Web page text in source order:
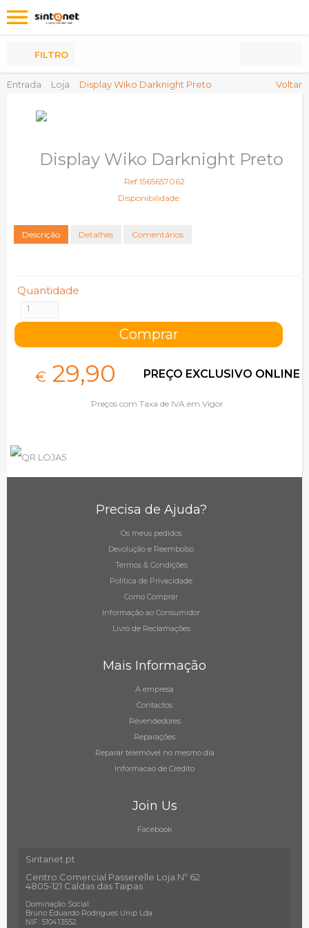
Entrada Loja Display Wiko Darknight Preto Voltar
FILTRO
Display Wiko Darknight Preto
Ref:1565657062
Disponibilidade:
Descrição Detalhes Comentários
Quantidade
€ 29,90 PREÇO EXCLUSIVO ONLINE
Preços com Taxa de IVA em Vigor
Precisa de Ajuda?
Os meus pedidos
Devolução e Reembolso
Termos & Condições
Política de Privacidade
Como Comprar
Informação ao Consumidor
Livro de Reclamações
Mais Informação
A empresa
Contactos
Revendedores
Reparações
Reparar telemóvel no mesmo dia
Informacao de Crédito
Join Us
Facebook
Sintanet.pt
Centro Comercial Passerelle Loja Nº 62
4805-121 Caldas das Taipas
Dominação Social:
Bruno Eduardo Rodrigues Unip Lda
NIF: 510413552